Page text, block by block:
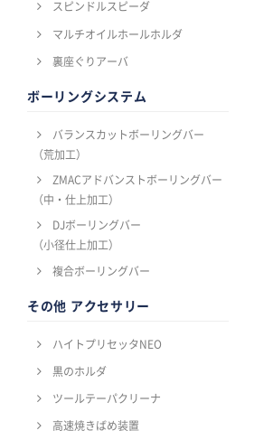
スピンドルスピーダ
マルチオイルホールホルダ
裏座ぐりアーバ
ボーリングシステム
バランスカットボーリングバー
（荒加工）
ZMACアドバンストボーリングバー
（中・仕上加工）
DJボーリングバー
（小径仕上加工）
複合ボーリングバー
その他 アクセサリー
ハイトプリセッタNEO
黒のホルダ
ツールテーパクリーナ
高速焼きばめ装置